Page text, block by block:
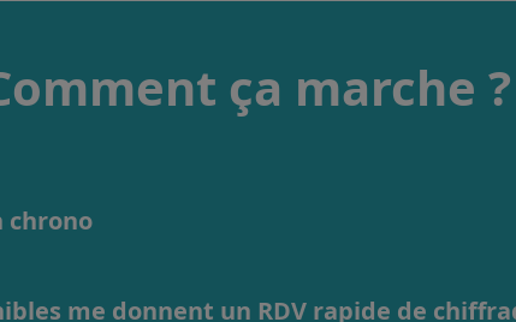
ça marche ?
chrono
me donnent un RDV rapide de